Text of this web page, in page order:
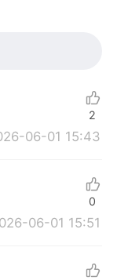
06-01 15:43
2
06-01 15:51
0